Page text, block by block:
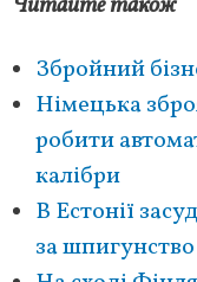
Збройний
Німецька
робити
калібри
В Естонії
за шпигунство